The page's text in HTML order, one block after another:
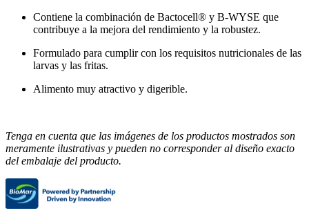
Contiene la combinación de Bactocell® y B-WYSE que
contribuye a la mejora del rendimiento y la robustez.
Formulado para cumplir con los requisitos nutricionales de las
larvas y las fritas.
Alimento muy atractivo y digerible.
Tenga en cuenta que las imágenes de los productos mostrados son
meramente ilustrativas y pueden no corresponder al diseño exacto
del embalaje del producto.